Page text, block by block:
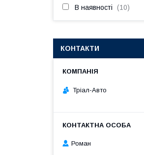
В наявності 10
КОНТАКТИ
Тріал-Авто
Роман